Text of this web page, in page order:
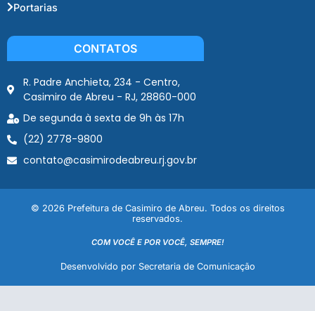
Portarias
CONTATOS
R. Padre Anchieta, 234 - Centro,
Casimiro de Abreu - RJ, 28860-000
De segunda à sexta de 9h às 17h
(22) 2778-9800
contato@casimirodeabreu.rj.gov.br
© 2026 Prefeitura de Casimiro de Abreu. Todos os direitos
reservados.
COM VOCÊ E POR VOCÊ, SEMPRE!
Desenvolvido por Secretaria de Comunicação